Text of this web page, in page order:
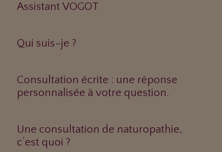
Assistant VOGOT
Qui suis-je ?
Consultation écrite : une réponse
personnalisée à votre question.
Une consultation de naturopathie,
c’est quoi ?